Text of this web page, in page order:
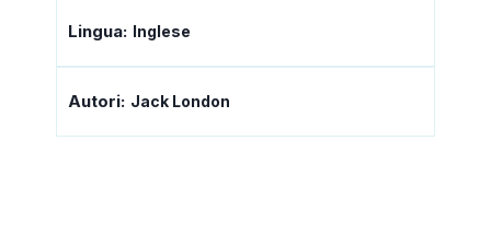
Lingua: Inglese
Autori: Jack London